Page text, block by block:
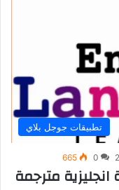
تطبيقات جوجل بلاي
0
665
لتعلم 3000 كلمة انجليزية مترجمة